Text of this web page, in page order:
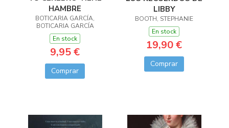
HAMBRE
BOTICARIA GARCÍA,
BOTICARIA GARCÍA
En stock
9,95 €
Comprar
LIBBY
BOOTH, STEPHANIE
En stock
19,90 €
Comprar